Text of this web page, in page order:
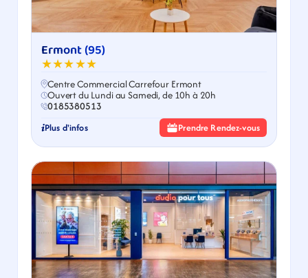
Ermont (95)
★★★★★
Centre Commercial Carrefour Ermont
Ouvert du Lundi au Samedi, de 10h à 20h
0185380513
Plus d'infos Prendre Rendez-vous